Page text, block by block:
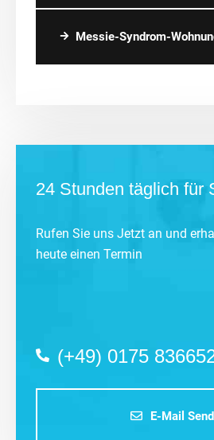
Messie-Syndrom-
24 Stunden täglich für
Rufen Sie uns Jetzt an und
heute einen Termin
(+49) 0175
E-Mail